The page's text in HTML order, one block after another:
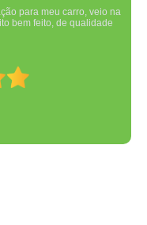
para meu carro, veio na
bem feito, de qualidade